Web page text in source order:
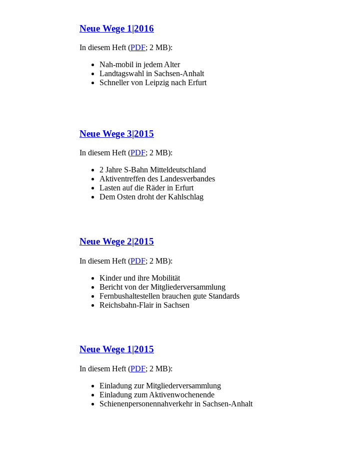
Neue Wege 1|2016
In diesem Heft (PDF; 2 MB):
Nah-mobil in jedem Alter
Landtagswahl in Sachsen-Anhalt
Schneller von Leipzig nach Erfurt
Neue Wege 3|2015
In diesem Heft (PDF; 2 MB):
2 Jahre S-Bahn Mitteldeutschland
Aktiventreffen des Landesverbandes
Lasten auf die Räder in Erfurt
Dem Osten droht der Kahlschlag
Neue Wege 2|2015
In diesem Heft (PDF; 2 MB):
Kinder und ihre Mobilität
Bericht von der Mitgliederversammlung
Fernbushaltestellen brauchen gute Standards
Reichsbahn-Flair in Sachsen
Neue Wege 1|2015
In diesem Heft (PDF; 2 MB):
Einladung zur Mitgliederversammlung
Einladung zum Aktivenwochenende
Schienenpersonennahverkehr in Sachsen-Anhalt